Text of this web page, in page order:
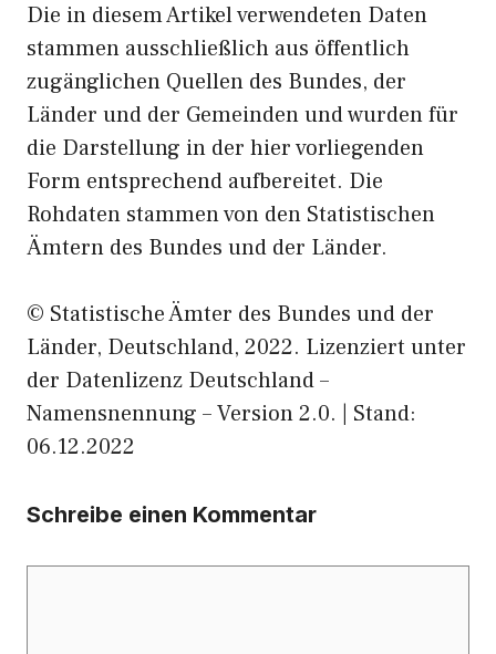
Die in diesem Artikel verwendeten Daten
stammen ausschließlich aus öffentlich
zugänglichen Quellen des Bundes, der
Länder und der Gemeinden und wurden für
die Darstellung in der hier vorliegenden
Form entsprechend aufbereitet. Die
Rohdaten stammen von den Statistischen
Ämtern des Bundes und der Länder.
© Statistische Ämter des Bundes und der
Länder, Deutschland, 2022. Lizenziert unter
der Datenlizenz Deutschland –
Namensnennung – Version 2.0. | Stand:
06.12.2022
Schreibe einen Kommentar